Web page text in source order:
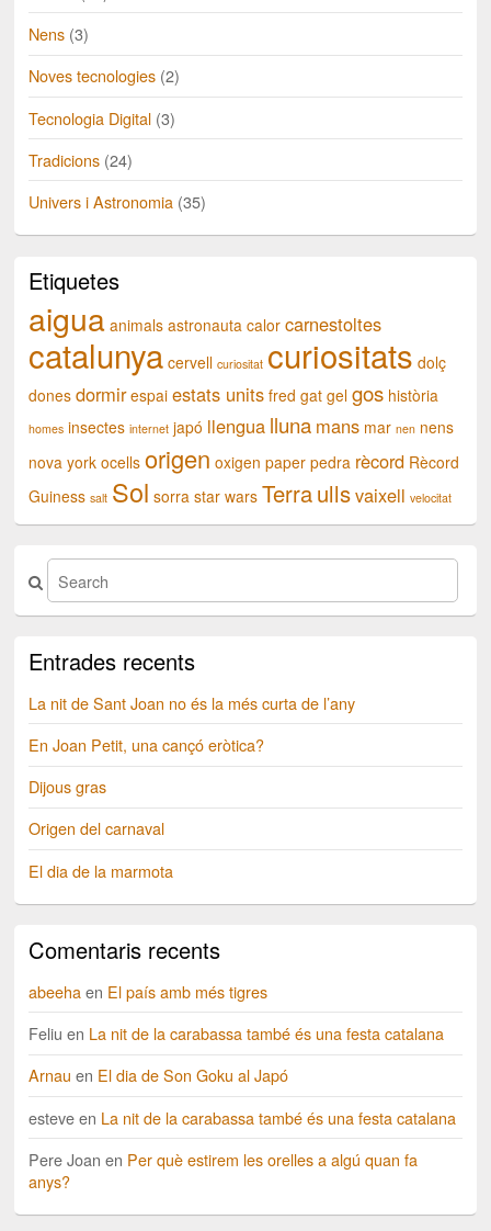
Nens (3)
Noves tecnologies (2)
Tecnologia Digital (3)
Tradicions (24)
Univers i Astronomia (35)
Etiquetes
aigua animals astronauta calor carnestoltes
catalunya cervell curiositat curiositats dolç
dones dormir espai estats units fred gat gel gos història
homes insectes internet japó llengua lluna mans mar nen nens
nova york ocells origen oxigen paper pedra rècord Rècord
Guiness salt Sol sorra star wars Terraullsvaixell velocitat
Entrades recents
La nit de Sant Joan no és la més curta de l’any
En Joan Petit, una cançó eròtica?
Dijous gras
Origen del carnaval
El dia de la marmota
Comentaris recents
abeehaen El país amb més tigres
Feliu en La nit de la carabassa també és una festa catalana
Arnau en El dia de Son Goku al Japó
esteveen La nit de la carabassa també és una festa catalana
Pere Joan en Per què estirem les orelles a algú quan fa
anys?